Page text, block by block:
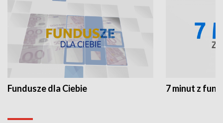
Fundusze dla Ciebie 7 minut z